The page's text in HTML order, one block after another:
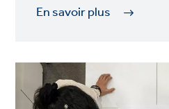
En savoir plus